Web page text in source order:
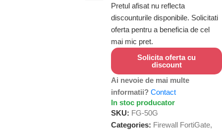
Pretul afisat nu reflecta
discounturile disponibile. Solicitati
oferta pentru a beneficia de cel
mai mic pret.
Solicita oferta cu
discount
Ai nevoie de mai multe
informatii? Contact
In stoc producator
SKU: FG-50G
Categories: Firewall FortiGate,